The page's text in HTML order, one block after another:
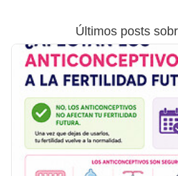
Últimos posts